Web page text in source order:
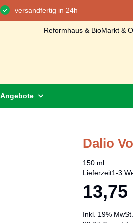
versandfertig in 24h
Reformhaus & BioMarkt &
Angebote
Dalio
150 ml
Lieferzeit1-3
13,75
Inkl. 19% MwSt.